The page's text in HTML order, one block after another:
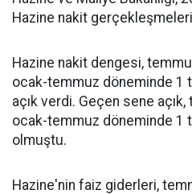
Hazine nakit
Hazine nakit dengesi,
ocak-temmuz döneminde 1
açık verdi. Geçen sene
ocak-temmuz döneminde 1
olmuştu.
Hazine'nin faiz giderleri,